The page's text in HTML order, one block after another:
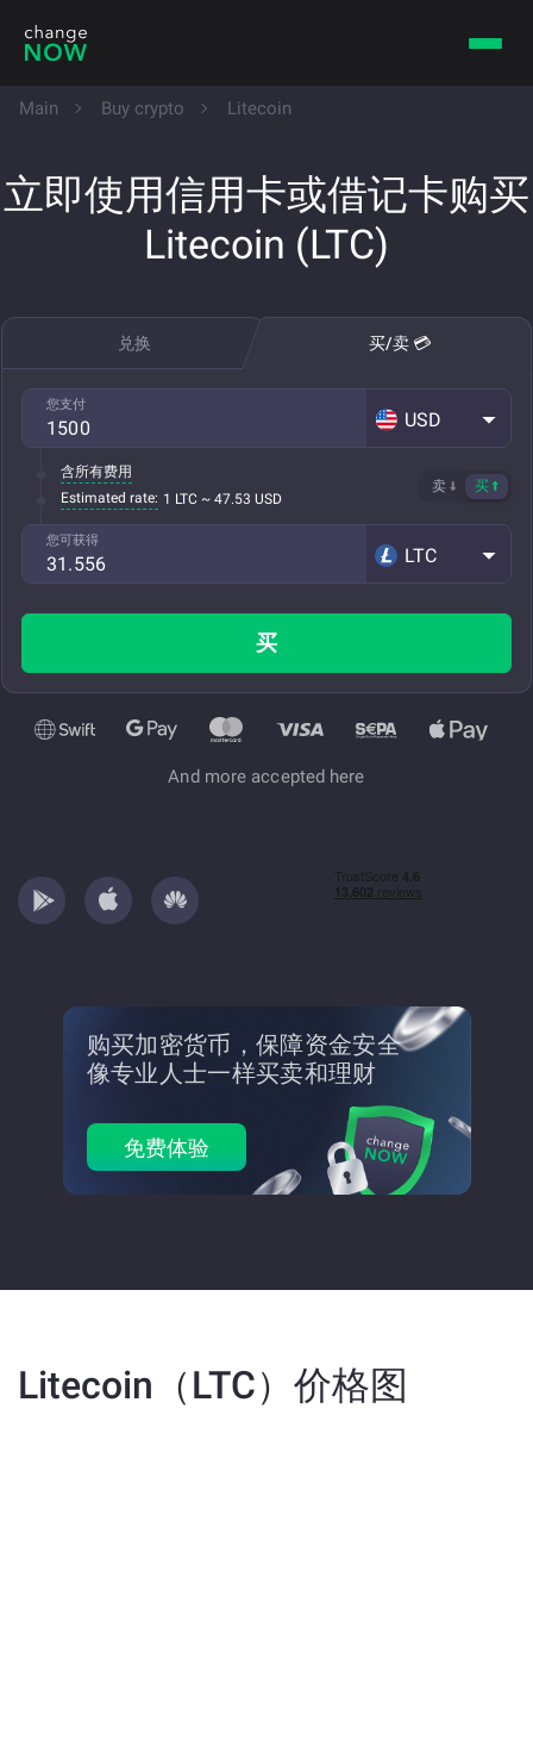
Main Buy crypto Litecoin
立即使用信用卡或借记卡购买
Litecoin (LTC)
兑换 买/卖 💳
您支付
USD
含所有费用
Estimated rate: 1 LTC ~ 47.53 USD
卖 买
您可获得
LTC
买
And more accepted here
购买加密货币，保障资金安全
像专业人士一样买卖和理财
免费体验
Litecoin（LTC）价格图